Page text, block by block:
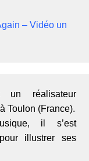
– Vidéo un
un réalisateur
Toulon (France).
il s’est
illustrer ses